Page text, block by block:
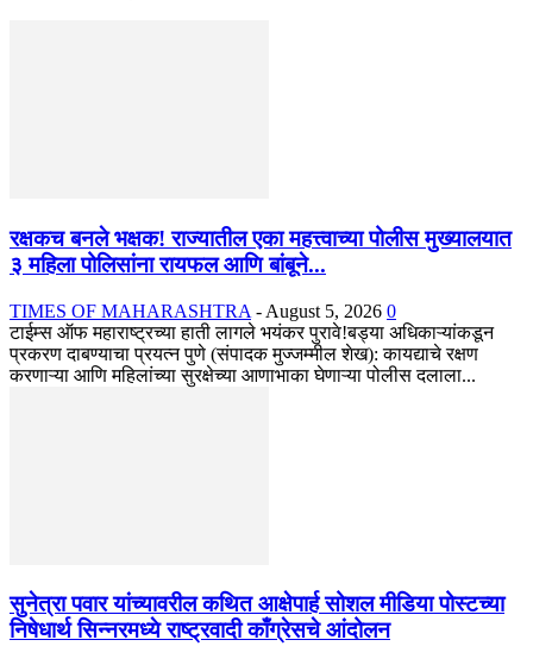
रक्षकच बनले भक्षक! राज्यातील एका महत्त्वाच्या पोलीस मुख्यालयात
३ महिला पोलिसांना रायफल आणि बांबूने...
TIMES OF MAHARASHTRA - August 5, 2026 0
टाईम्स ऑफ महाराष्ट्रच्या हाती लागले भयंकर पुरावे!बड्या अधिकाऱ्यांकडून
प्रकरण दाबण्याचा प्रयत्न पुणे (संपादक मुज्जम्मील शेख): कायद्याचे रक्षण
करणाऱ्या आणि महिलांच्या सुरक्षेच्या आणाभाका घेणाऱ्या पोलीस दलाला...
सुनेत्रा पवार यांच्यावरील कथित आक्षेपार्ह सोशल मीडिया पोस्टच्या
निषेधार्थ सिन्नरमध्ये राष्ट्रवादी काँग्रेसचे आंदोलन